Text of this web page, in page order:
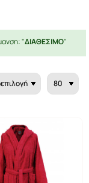
"ΔΙΑΘΕΣΙΜΟ"